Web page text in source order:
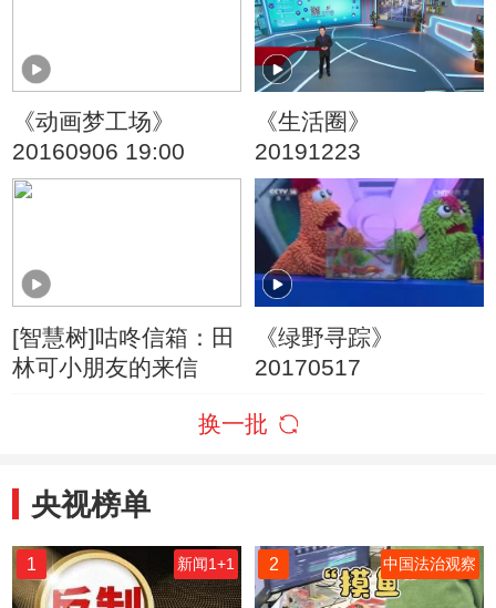
《动画梦工场》
20160906 19:00
《生活圈》
20191223
[智慧树]咕咚信箱：田
林可小朋友的来信
《绿野寻踪》
20170517
换一批
央视榜单
1 新闻1+1 2 中国法治观察